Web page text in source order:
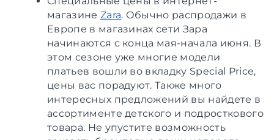
магазине Zara. Обычно распродажи в
Европе в магазинах сети Зара
начинаются с конца мая-начала июня. В
этом сезоне уже многие модели
платьев вошли во вкладку Special Price,
цены вас порадуют. Также много
интересных предложений вы найдете в
ассортименте детского и подросткового
товара. Не упустите возможность